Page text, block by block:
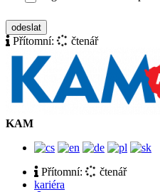
odeslat
Přítomní: čtenář
KAM
Přítomní:
čtenář
kariéra